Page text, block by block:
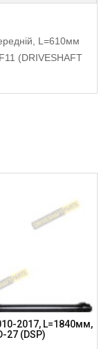
L=610мм
(DRIVESHAFT
2017, L=1840мм,
27 (DSP)